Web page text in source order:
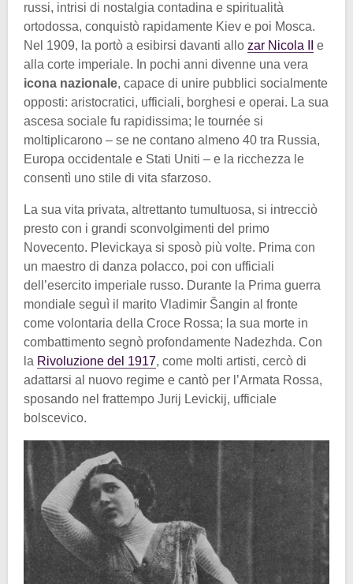
russi, intrisi di nostalgia contadina e spiritualità
ortodossa, conquistò rapidamente Kiev e poi Mosca.
Nel 1909, la portò a esibirsi davanti allo zar Nicola II
e
alla corte imperiale. In pochi anni divenne una vera
icona nazionale, capace di unire pubblici socialmente
opposti: aristocratici, ufficiali, borghesi e operai. La sua
ascesa sociale fu rapidissima; le tournée si
moltiplicarono – se ne contano almeno 40 tra Russia,
Europa occidentale e Stati Uniti – e la ricchezza le
consentì uno stile di vita sfarzoso.
La sua vita privata, altrettanto tumultuosa, si intrecciò
presto con i grandi sconvolgimenti del primo
Novecento. Plevickaya si sposò più volte. Prima con
un maestro di danza polacco, poi con ufficiali
dell’esercito imperiale russo. Durante la Prima guerra
mondiale seguì il marito Vladimir Šangin al fronte
come volontaria della Croce Rossa; la sua morte in
combattimento segnò profondamente Nadezhda. Con
la Rivoluzione del 1917, come molti artisti, cercò di
adattarsi al nuovo regime e cantò per l’Armata Rossa,
sposando nel frattempo Jurij Levickij, ufficiale
bolscevico.